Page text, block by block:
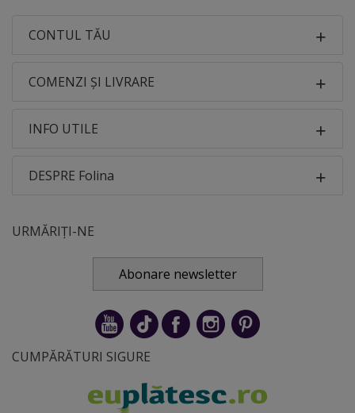
CONTUL TĂU
COMENZI ȘI LIVRARE
INFO UTILE
DESPRE Folina
URMĂRIȚI-NE
Abonare newsletter
CUMPĂRĂTURI SIGURE